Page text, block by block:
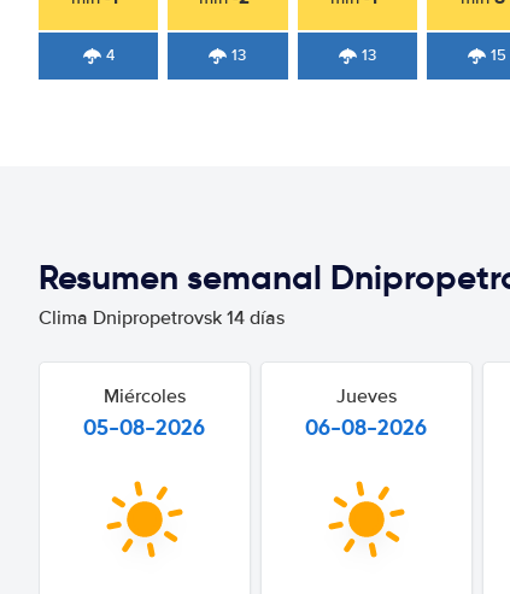
4 13 13 15
Resumen semanal
Clima Dnipropetrovsk 14 días
Miércoles
05-08-2026
Jueves
06-08-2026